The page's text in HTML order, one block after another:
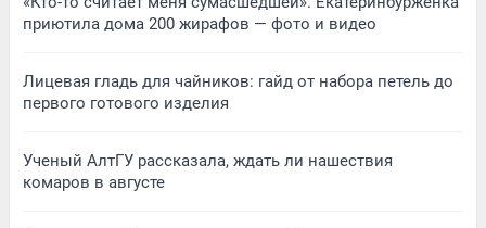
приютила дома 200 жирафов — фото и видео
Лицевая гладь для чайников: гайд от набора петель до
первого готового изделия
Ученый АлтГУ рассказала, ждать ли нашествия
комаров в августе